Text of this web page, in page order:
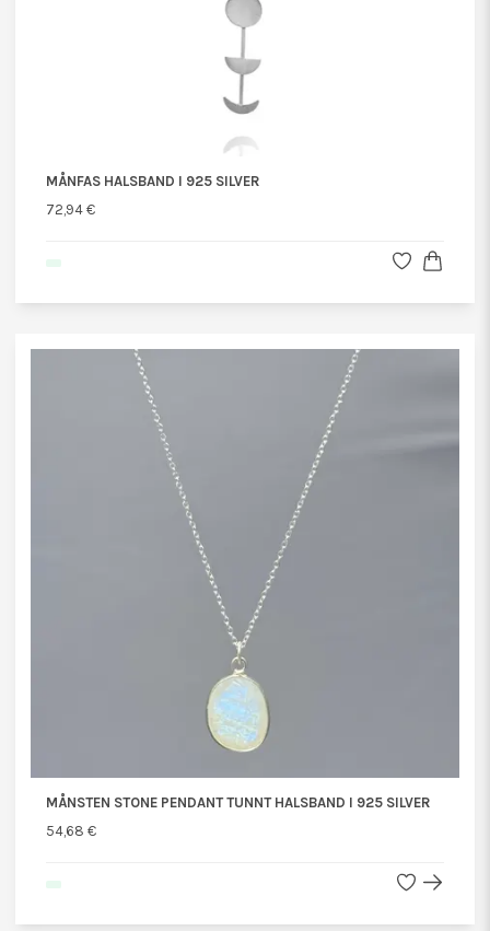
MÅNFAS HALSBAND I 925 SILVER
72,94 €
MÅNSTEN STONE PENDANT TUNNT HALSBAND I 925 SILVER
54,68 €